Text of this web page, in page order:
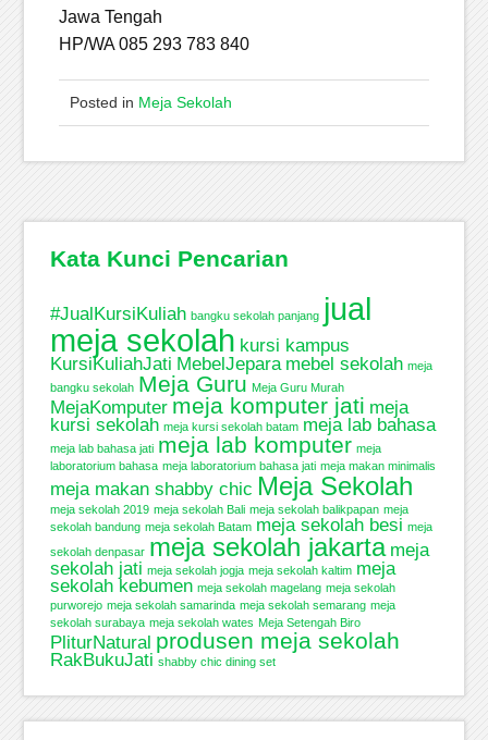
Jawa Tengah
HP/WA 085 293 783 840
Posted in Meja Sekolah
Kata Kunci Pencarian
#JualKursiKuliah bangku sekolah panjang jual
meja sekolah kursi kampus
KursiKuliahJati MebelJepara mebel sekolah meja
bangku sekolah Meja Guru Meja Guru Murah
MejaKomputer meja komputer jati meja
kursi sekolah meja kursi sekolah batam meja lab bahasa
meja lab bahasa jati meja lab komputer meja
laboratorium bahasa meja laboratorium bahasa jati meja makan minimalis
meja makan shabby chic Meja Sekolah
meja sekolah 2019 meja sekolah Bali meja sekolah balikpapan meja
sekolah bandung meja sekolah Batam meja sekolah besi meja
sekolah denpasar meja sekolah jakarta meja
sekolah jati meja sekolah jogja meja sekolah kaltim meja
sekolah kebumen meja sekolah magelang meja sekolah
purworejo meja sekolah samarinda meja sekolah semarang meja
sekolah surabaya meja sekolah wates Meja Setengah Biro
PliturNatural produsen meja sekolah
RakBukuJati shabby chic dining set